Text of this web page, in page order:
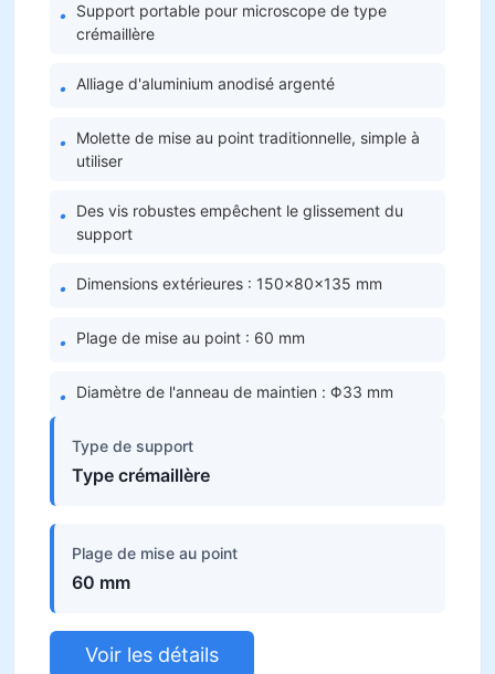
• Support portable pour microscope de type
crémaillère
• Alliage d'aluminium anodisé argenté
• Molette de mise au point traditionnelle, simple à
utiliser
• Des vis robustes empêchent le glissement du
support
• Dimensions extérieures : 150×80×135 mm
• Plage de mise au point : 60 mm
• Diamètre de l'anneau de maintien : Φ33 mm
Type de support
Type crémaillère
Plage de mise au point
60 mm
Voir les détails